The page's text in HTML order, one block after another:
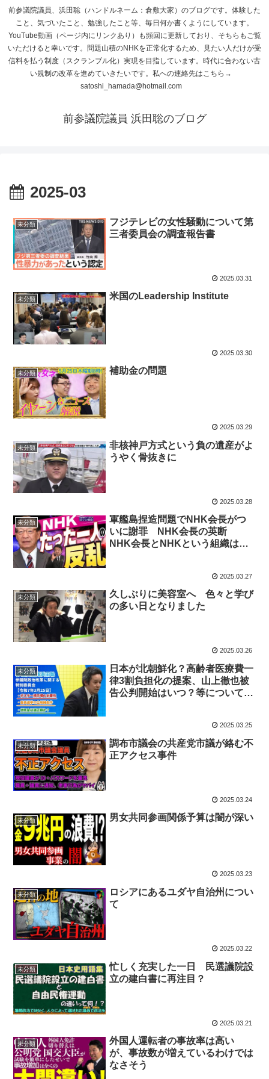
前参議院議員、浜田聡（ハンドルネーム：倉敷大家）のブログです。体験した
こと、気づいたこと、勉強したこと等、毎日何か書くようにしています。
YouTube動画（ページ内にリンクあり）も頻回に更新しており、そちらもご覧
いただけると幸いです。問題山積のNHKを正常化するため、見たい人だけが受
信料を払う制度（スクランブル化）実現を目指しています。時代に合わない古
い規制の改革を進めていきたいです。私への連絡先はこちら→
satoshi_hamada@hotmail.com
前参議院議員 浜田聡のブログ
2025-03
未分類
フジテレビの女性騒動について第
三者委員会の調査報告書
2025.03.31
未分類 米国のLeadership Institute
2025.03.30
未分類 補助金の問題
2025.03.29
未分類
非核神戸方式という負の遺産がよ
うやく骨抜きに
2025.03.28
未分類
軍艦島捏造問題でNHK会長がつ
いに謝罪 NHK会長の英断
NHK会長とNHKという組織は分
2025.03.27
未分類
久しぶりに美容室へ 色々と学び
の多い日となりました
2025.03.26
未分類
日本が北朝鮮化？高齢者医療費一
律3割負担化の提案、山上徹也被
告公判開始はいつ？等について質
2025.03.25
未分類
調布市議会の共産党市議が絡む不
正アクセス事件
2025.03.24
未分類 男女共同参画関係予算は闇が深い
2025.03.23
未分類
ロシアにあるユダヤ自治州につい
て
2025.03.22
未分類
忙しく充実した一日 民選議院設
立の建白書に再注目？
2025.03.21
未分類
外国人運転者の事故率は高い
が、事故数が増えているわけでは
なさそう